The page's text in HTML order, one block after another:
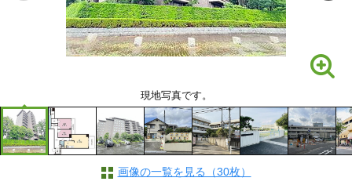
現地写真です。
画像の一覧を見る（30枚）